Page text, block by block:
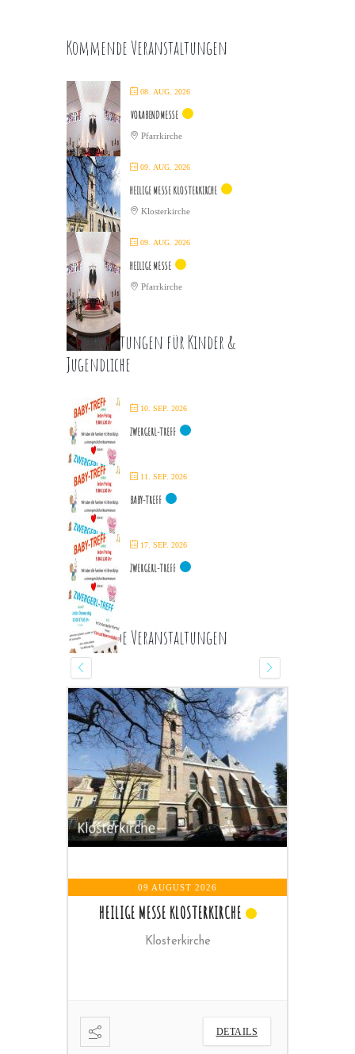
Kommende Veranstaltungen
08. AUG. 2026
VORABENDMESSE
Pfarrkirche
09. AUG. 2026
HEILIGE MESSE KLOSTERKIRCHE
Klosterkirche
09. AUG. 2026
HEILIGE MESSE
Pfarrkirche
Veranstaltungen für Kinder &
Jugendliche
10. SEP. 2026
ZWERGERL-TREFF
11. SEP. 2026
BABY-TREFF
17. SEP. 2026
ZWERGERL-TREFF
Kommende Veranstaltungen
09 AUGUST 2026
HEILIGE MESSE KLOSTERKIRCHE
Klosterkirche
DETAILS